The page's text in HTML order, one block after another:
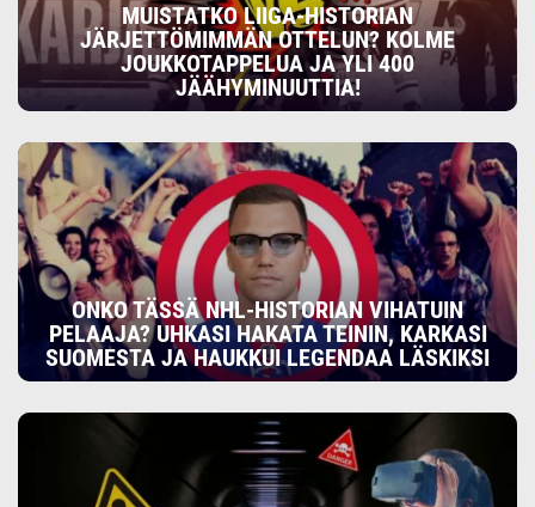
MUISTATKO LIIGA-HISTORIAN
JÄRJETTÖMIMMÄN OTTELUN? KOLME
JOUKKOTAPPELUA JA YLI 400
JÄÄHYMINUUTTIA!
ONKO TÄSSÄ NHL-HISTORIAN VIHATUIN
PELAAJA? UHKASI HAKATA TEININ, KARKASI
SUOMESTA JA HAUKKUI LEGENDAA LÄSKIKSI